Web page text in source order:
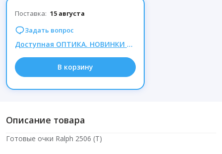
Поставка: 15 августа
Задать вопрос
Доступная ОПТИКА. НОВИНКИ корригирующих очков по СУПЕР ценам. Таких нет на МП.
В корзину
Описание товара
Готовые очки Ralph 2506 (Т)